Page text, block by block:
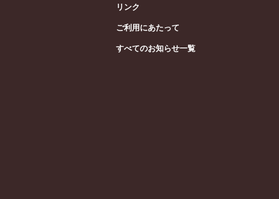
リンク
ご利用にあたって
すべてのお知らせ一覧